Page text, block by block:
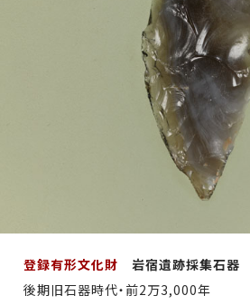
登録有形文化財
岩宿遺跡採集石器
後期旧石器時代・前2万3,000年